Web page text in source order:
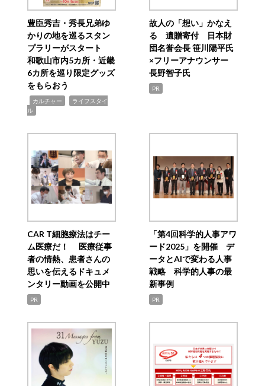
豊臣秀吉・秀長兄弟ゆ
かりの地を巡るスタン
プラリーがスタート
和歌山市内5カ所・近畿
6カ所を巡り限定グッズ
をもらおう
カルチャー
ライフスタイ
ル
故人の「想い」かなえ
る 遺贈寄付 日本財
団名誉会長 笹川陽平氏
×フリーアナウンサー
長野智子氏
PR
CAR T細胞療法はチー
ム医療だ！ 医療従事
者の情熱、患者さんの
思いを伝えるドキュメ
ンタリー動画を公開中
PR
「第4回科学的人事アワ
ード2025」を開催 デ
ータとAIで変わる人事
戦略 科学的人事の最
新事例
PR